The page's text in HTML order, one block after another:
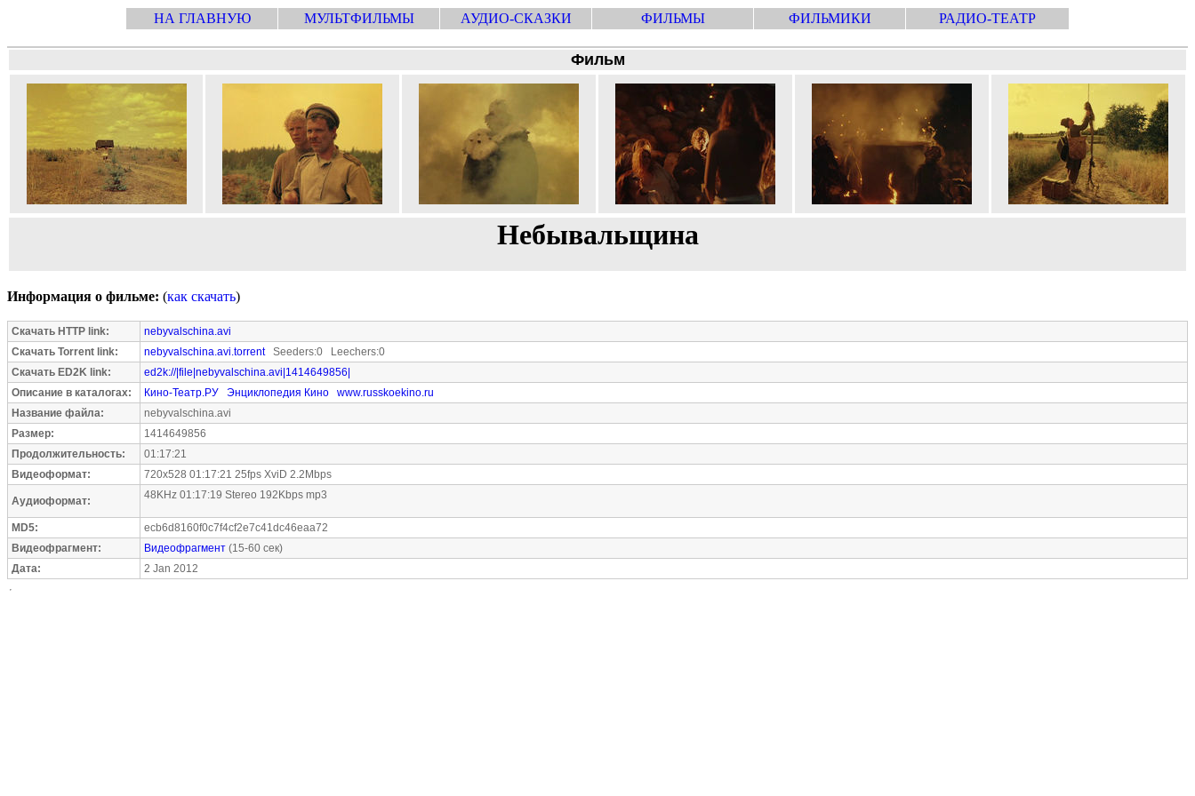
НА ГЛАВНУЮ МУЛЬТФИЛЬМЫ АУДИО-СКАЗКИ ФИЛЬМЫ ФИЛЬМИКИ РАДИО-ТЕАТР
Фильм
Небывальщина
Информация о фильме: (как скачать)
Скачать HTTP link:
nebyvalschina.avi
Скачать Torrent link:
nebyvalschina.avi.torrentSeeders:0 Leechers:0
Скачать ED2K link:
ed2k://|file|nebyvalschina.avi|1414649856|
Описание в каталогах:
Кино-Театр.РУ Энциклопедия Кино
www.russkoekino.ru
Название файла:
nebyvalschina.avi
Размер:
1414649856
Продолжительность:
01:17:21
Видеоформат:
720x528 01:17:21 25fps XviD 2.2Mbps
Аудиоформат: 48KHz 01:17:19 Stereo 192Kbps mp3
MD5:
ecb6d8160f0c7f4cf2e7c41dc46eaa72
Видеофрагмент:
Видеофрагмент (15-60 сек)
Дата:
2 Jan 2012